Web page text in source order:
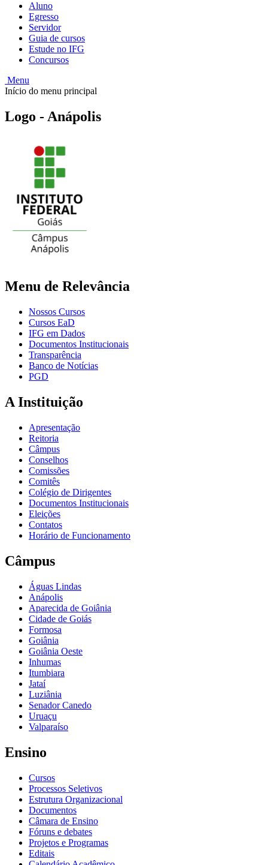
Aluno
Egresso
Servidor
Guia de cursos
Estude no IFG
Concursos
Menu
Início do menu principal
Logo - Anápolis
Menu de Relevância
Nossos Cursos
Cursos EaD
IFG em Dados
Documentos Institucionais
Transparência
Banco de Notícias
PGD
A Instituição
Apresentação
Reitoria
Câmpus
Conselhos
Comissões
Comitês
Colégio de Dirigentes
Documentos Institucionais
Eleições
Contatos
Horário de Funcionamento
Câmpus
Águas Lindas
Anápolis
Aparecida de Goiânia
Cidade de Goiás
Formosa
Goiânia
Goiânia Oeste
Inhumas
Itumbiara
Jataí
Luziânia
Senador Canedo
Uruaçu
Valparaíso
Ensino
Cursos
Processos Seletivos
Estrutura Organizacional
Documentos
Câmara de Ensino
Fóruns e debates
Projetos e Programas
Editais